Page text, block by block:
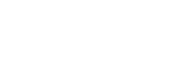
プロフェッショナル
コース》
対象コース説明